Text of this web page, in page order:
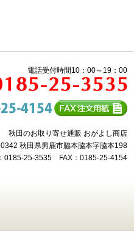
電話受付時間10：00～19：00
秋田のお取り寄せ通販 おがよし商店
秋田県男鹿市脇本脇本字脇本198
0185-25-3535 FAX：0185-25-4154